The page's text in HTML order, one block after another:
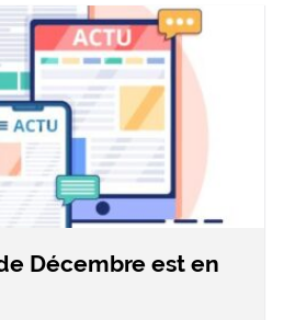
Décembre est en